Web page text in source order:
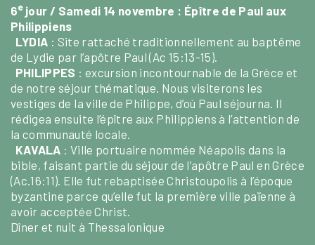
6ejour / Samedi 14 novembre : Épître de Paul aux
Philippiens
LYDIA : Site rattaché traditionnellement au baptême
de Lydie par l’apôtre Paul (Ac 15:13-15).
PHILIPPES : excursion incontournable de la Grèce et
de notre séjour thématique. Nous visiterons les
vestiges de la ville de Philippe, d’où Paul séjourna. Il
rédigea ensuite l’épître aux Philippiens à l’attention de
la communauté locale.
KAVALA : Ville portuaire nommée Néapolis dans la
bible, faisant partie du séjour de l’apôtre Paul en Grèce
(Ac.16:11). Elle fut rebaptisée Christoupolis à l’époque
byzantine parce qu’elle fut la première ville païenne à
avoir acceptée Christ.
Dîner et nuit à Thessalonique